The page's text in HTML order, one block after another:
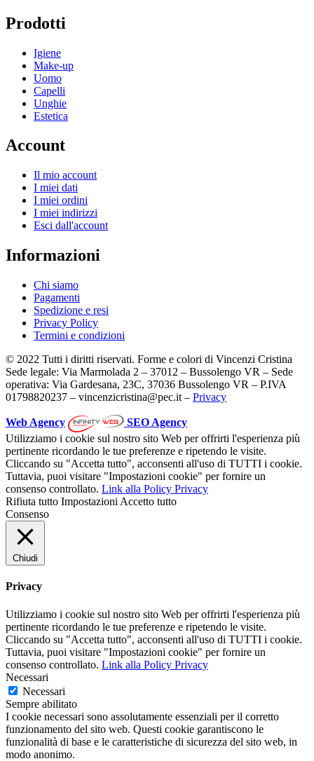
Prodotti
Igiene
Make-up
Uomo
Capelli
Unghie
Estetica
Account
Il mio account
I miei dati
I miei ordini
I miei indirizzi
Esci dall'account
Informazioni
Chi siamo
Pagamenti
Spedizione e resi
Privacy Policy
Termini e condizioni
© 2022 Tutti i diritti riservati. Forme e colori di Vincenzi Cristina
Sede legale: Via Marmolada 2 – 37012 – Bussolengo VR – Sede
operativa: Via Gardesana, 23C, 37036 Bussolengo VR – P.IVA
01798820237 – vincenzicristina@pec.it – Privacy
Web Agency
SEO Agency
Utilizziamo i cookie sul nostro sito Web per offrirti l'esperienza più
pertinente ricordando le tue preferenze e ripetendo le visite.
Cliccando su "Accetta tutto", acconsenti all'uso di TUTTI i cookie.
Tuttavia, puoi visitare "Impostazioni cookie" per fornire un
consenso controllato. Link alla Policy Privacy
Rifiuta tutto Impostazioni Accetto tutto
Consenso
Chiudi
Privacy
Utilizziamo i cookie sul nostro sito Web per offrirti l'esperienza più
pertinente ricordando le tue preferenze e ripetendo le visite.
Cliccando su "Accetta tutto", acconsenti all'uso di TUTTI i cookie.
Tuttavia, puoi visitare "Impostazioni cookie" per fornire un
consenso controllato. Link alla Policy Privacy
Necessari
Necessari
Sempre abilitato
I cookie necessari sono assolutamente essenziali per il corretto
funzionamento del sito web. Questi cookie garantiscono le
funzionalità di base e le caratteristiche di sicurezza del sito web, in
modo anonimo.